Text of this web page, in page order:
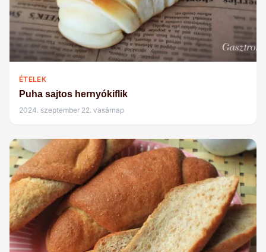
ÉTELEK
Puha sajtos hernyókiflik
2024. szeptember 22. vasárnap